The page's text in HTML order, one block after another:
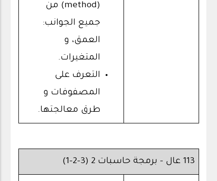
(method) من
جميع الجوانب:
العمق، و
المتغيرات.
التعرف على
المصفوفات و
طرق معالجتها.
113 عال - برمجة حاسبات 2 (3-2-1)